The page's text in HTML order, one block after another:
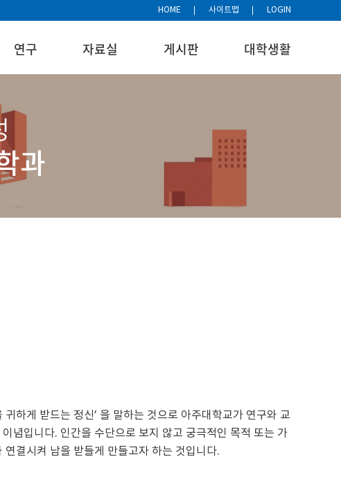
HOME 사이트맵 LOGIN
연구 자료실 게시판 대학생활
과
하게 받드는 정신’ 을 말하는 것으로 아주대학교가 연구와 교
념입니다. 인간을 수단으로 보지 않고 궁극적인 목적 또는 가
결시켜 남을 받들게 만들고자 하는 것입니다.